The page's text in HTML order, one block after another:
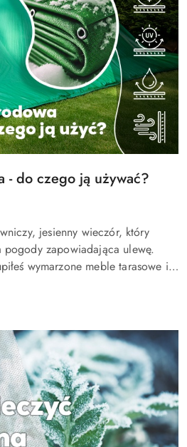
- do czego ją używać?
jesienny wieczór, który
zapowiadająca ulewę.
wymarzone meble tarasowe i